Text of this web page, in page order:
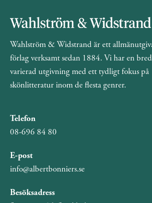
Wahlström & Widstrand är ett
förlag verksamt sedan 1884. Vi har en
varierad utgivning med ett tydligt fokus på
skönlitteratur inom de flesta genrer.
Telefon
08-696 84 80
E-post
info@albertbonniers.se
Besöksadress